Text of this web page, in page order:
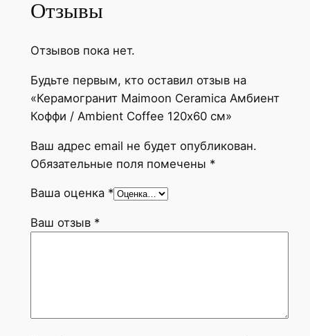
а
о
р
а
н
т
M
a
m
e
Отзывы
Отзывов пока нет.
Будьте первым, кто оставил отзыв на
«Керамогранит Maimoon Ceramica Амбиент
Коффи / Ambient Coffee 120х60 см»
Ваш адрес email не будет опубликован.
Обязательные поля помечены *
Ваша оценка *
Ваш отзыв *